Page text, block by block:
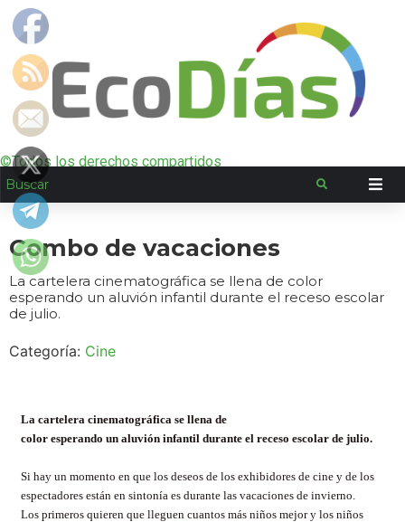
©Todos los derechos compartidos
Combo de vacaciones
La cartelera cinematográfica se llena de color
esperando un aluvión infantil durante el receso escolar
de julio.
Categoría: Cine
La cartelera cinematográfica se llena de
color esperando un aluvión infantil durante el receso escolar de julio.
Si hay un momento en que los deseos de los exhibidores de cine y de los
espectadores están en sintonía es durante las vacaciones de invierno.
Los primeros quieren que lleguen cuantos más niños mejor y los niños